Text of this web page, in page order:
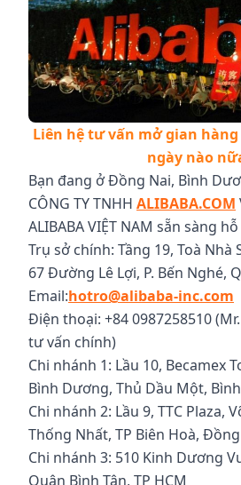
Liên hệ tư vấn mở gian
ngày nào
Bạn đang ở Đồng Nai, Bình
CÔNG TY TNHH ALIBABA.COM
ALIBABA VIỆT NAM sẵn sàng
Trụ sở chính: Tầng 19, Toà Nhà
67 Đường Lê Lợi, P. Bến Nghé,
Email:hotro@alibaba-inc.com
Điện thoại: +84 0987258510
tư vấn chính)
Chi nhánh 1: Lầu 10, Becamex
Bình Dương, Thủ Dầu Một,
Chi nhánh 2: Lầu 9, TTC Plaza,
Thống Nhất, TP Biên Hoà,
Chi nhánh 3: 510 Kinh Dương
Quận Bình Tân, TP HCM